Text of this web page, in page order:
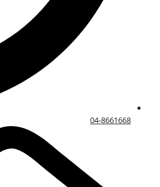
04-8661668